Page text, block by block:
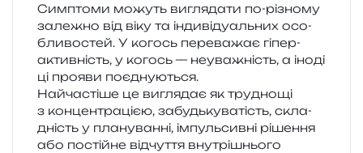
Симптоми можуть вигля­да­ти по-різно­му
зале­жно від віку та інди­ві­ду­аль­них осо­
бли­во­стей. У когось пере­ва­жає гіпе­р­
актив­ність, у когось — неува­жність, а іноді
ці про­я­ви поєднуються.
Найчастіше це вигля­дає як тру­дно­щі
з кон­цен­тра­ці­єю, забудь­ку­ва­тість, скла­
дність у пла­ну­ван­ні, імпуль­сив­ні ріше­н­ня
або постій­не від­чу­т­тя вну­трі­шньо­го